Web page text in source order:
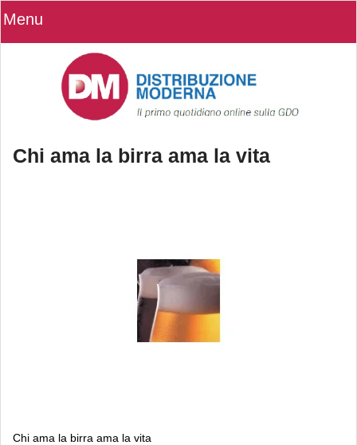
Menu
Chi ama la birra ama la vita
Chi ama la birra ama la vita